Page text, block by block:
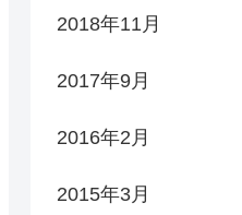
2018年11月
2017年9月
2016年2月
2015年3月